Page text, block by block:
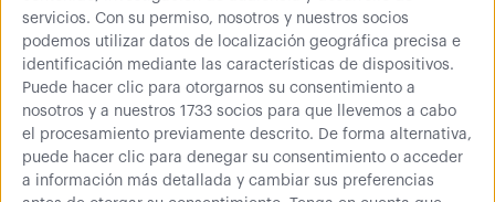
servicios. Con su permiso, nosotros y nuestros socios
podemos utilizar datos de localización geográfica precisa e
identificación mediante las características de dispositivos.
Puede hacer clic para otorgarnos su consentimiento a
nosotros y a nuestros 1733 socios para que llevemos a cabo
el procesamiento previamente descrito. De forma alternativa,
puede hacer clic para denegar su consentimiento o acceder
a información más detallada y cambiar sus preferencias
Taquilla metálica 4
puertas
Sistema modular de taquillas
de 4 puertas metálicas...